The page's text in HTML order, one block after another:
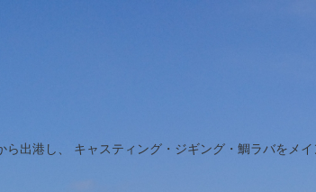
出港し、 キャスティング・ジギング・鯛ラバをメイ